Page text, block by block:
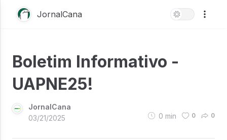
JornalCana
Boletim Informativo -
UAPNE25!
JornalCana
03/21/2025
0 min 0 0